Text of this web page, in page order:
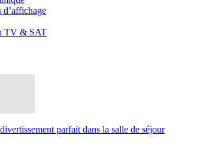
d’affichage
TV & SAT
parfait dans la salle de séjour